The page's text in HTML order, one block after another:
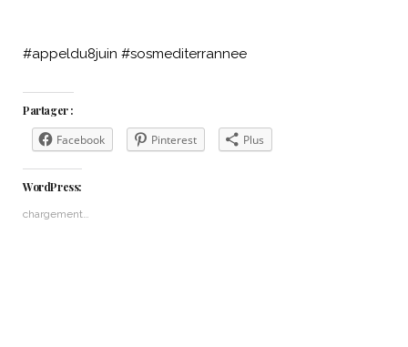
#appeldu8juin #sosmediterrannee
Partager :
Facebook Pinterest Plus
WordPress:
chargement…